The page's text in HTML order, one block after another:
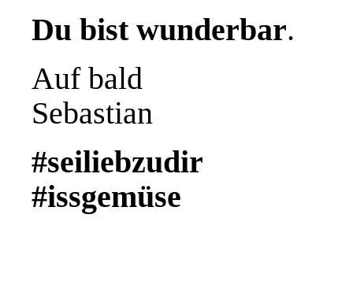
Du bist wunderbar.
Auf bald
Sebastian
#seiliebzudir
#issgemüse